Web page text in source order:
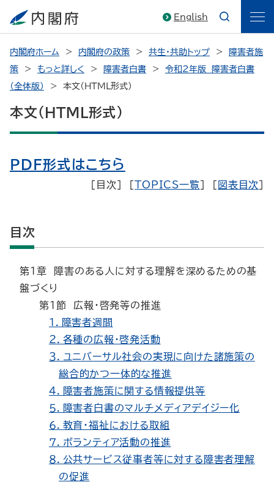
English
内閣府ホーム 内閣府の政策 共生・共助トップ
障害者施
策
もっと詳しく 障害者白書
令和２年版 障害者白書
（全体版）
本文（HTML形式）
本文（HTML形式）
PDF形式はこちら
［目次］ ［TOPICS一覧 図表目次
目次
第１章 障害のある人に対する理解を深めるための基
盤づくり
第１節 広報・啓発等の推進
１．障害者週間
２．各種の広報・啓発活動
３．ユニバーサル社会の実現に向けた諸施策の
総合的かつ一体的な推進
４．障害者施策に関する情報提供等
５．障害者白書のマルチメディアデイジー化
６．教育・福祉における取組
７．ボランティア活動の推進
８．公共サービス従事者等に対する障害者理解
の促進